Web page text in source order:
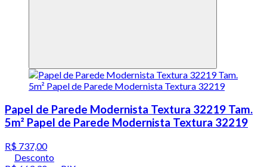
Papel de Parede Modernista Textura 32219 Tam.
5m² Papel de Parede Modernista Textura 32219
R$ 737,00
Desconto